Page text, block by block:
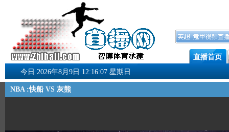
直播首页
今日 2026年8月9日 12:16:07 星期日
NBA :快船 VS 灰熊